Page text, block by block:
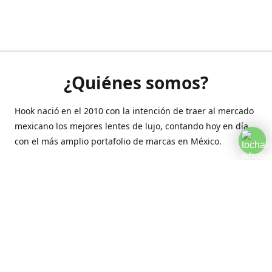
¿Quiénes somos?
Hook nació en el 2010 con la intención de traer al mercado
mexicano los mejores lentes de lujo, contando hoy en día
con el más amplio portafolio de marcas en México.